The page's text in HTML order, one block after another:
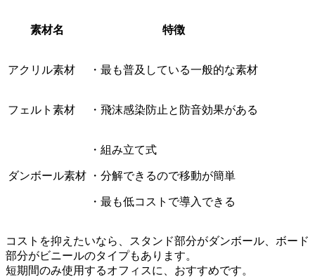
素材名 特徴
アクリル素材 ・最も普及している一般的な素材
フェルト素材 ・飛沫感染防止と防音効果がある
ダンボール素材
・組み立て式
・分解できるので移動が簡単
・最も低コストで導入できる
コストを抑えたいなら、スタンド部分がダンボール、ボード
部分がビニールのタイプもあります。
短期間のみ使用するオフィスに、おすすめです。